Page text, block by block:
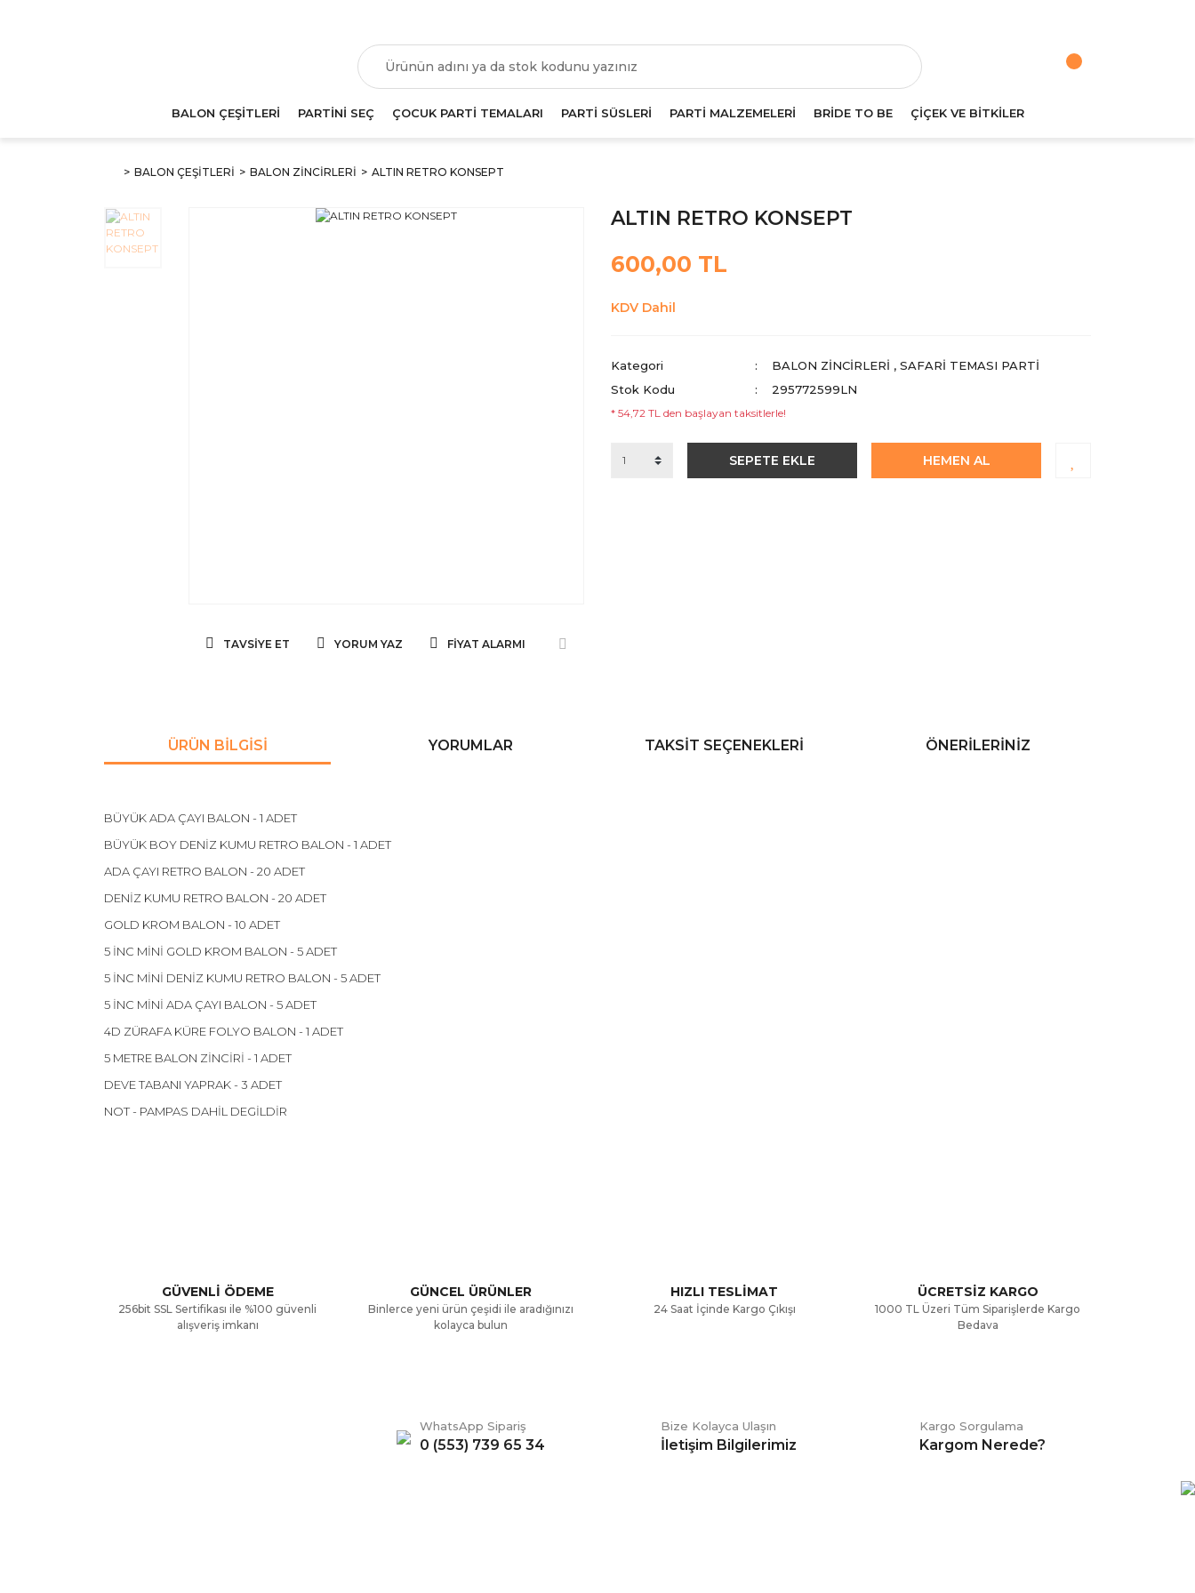
BALON ÇEŞİTLERİ PARTİNİ SEÇ ÇOCUK PARTİ TEMALARI PARTİ SÜSLERİ PARTİ MALZEMELERİ BRİDE TO BE ÇİÇEK VE BİTKİLER
BALON ÇEŞİTLERİ BALON ZİNCİRLERİ ALTIN RETRO KONSEPT
TAVSIYE ET YORUM YAZ FIYAT ALARMI
ALTIN RETRO KONSEPT
600,00 TL
KDV Dahil
Kategori BALON ZİNCİRLERİ , SAFARI TEMASI PARTI
Stok Kodu
295772599LN
* 54,72 TL den başlayan taksitlerle!
SEPETE EKLE HEMEN AL
ÜRÜN BILGISI YORUMLAR TAKSIT SEÇENEKLERI ÖNERILERINIZ
BÜYÜK ADA ÇAYI BALON - 1 ADET
BÜYÜK BOY DENİZ KUMU RETRO BALON - 1 ADET
ADA ÇAYI RETRO BALON - 20 ADET
DENİZ KUMU RETRO BALON - 20 ADET
GOLD KROM BALON - 10 ADET
5 İNC MİNİ GOLD KROM BALON - 5 ADET
5 İNC MİNİ DENİZ KUMU RETRO BALON - 5 ADET
5 İNC MİNİ ADA ÇAYI BALON - 5 ADET
4D ZÜRAFA KÜRE FOLYO BALON - 1 ADET
5 METRE BALON ZİNCİRİ - 1 ADET
DEVE TABANI YAPRAK - 3 ADET
NOT - PAMPAS DAHİL DEGİLDİR
Ürün açıklamasında eksik bilgiler bulunuyor.
Ürün bilgilerinde hatalar bulunuyor.
GÜVENLİ ÖDEME
256bit SSL Sertifikası ile %100 güvenli
alışveriş imkanı
GÜNCEL ÜRÜNLER
Binlerce yeni ürün çeşidi ile aradığınızı
kolayca bulun
HIZLI TESLİMAT
24 Saat İçinde Kargo Çıkışı
ÜCRETSİZ KARGO
1000 TL Üzeri Tüm Siparişlerde Kargo
Bedava
WhatsApp Sipariş
0 (553) 739 65 34
Bize Kolayca Ulaşın
İletişim Bilgilerimiz
Kargo Sorgulama
Kargom Nerede?